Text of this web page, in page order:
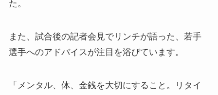
た。
また、試合後の記者会見でリンチが語った、若手
選手へのアドバイスが注目を浴びています。
「メンタル、体、金銭を大切にすること。リタイ